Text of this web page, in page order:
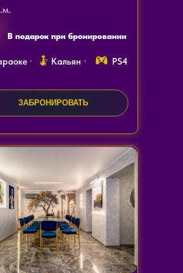
ЗАКАЗАТЬ ЗВОНОК
ЗАБРОНИРОВАТЬ
Кальян PS4
В подарок при бронировании